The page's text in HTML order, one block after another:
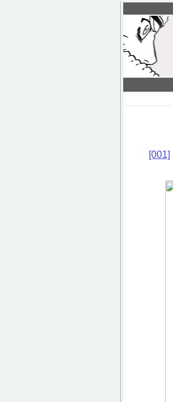
[001]